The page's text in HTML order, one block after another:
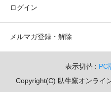
ログイン
メルマガ登録・解除
表示切替 : PC
Copyright(C) 臥牛窯オンライ